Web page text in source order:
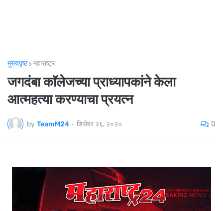
मुख्यपृष्ठ महाराष्ट्र
जगदंबा काॅलेजच्या प्राध्यापकांने केला
आत्महत्या करण्याचा प्रयत्न
by TeamM24 - डिसेंबर २६, २०२० 0